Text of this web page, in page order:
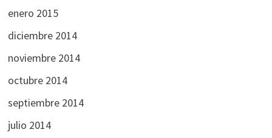
enero 2015
diciembre 2014
noviembre 2014
octubre 2014
septiembre 2014
julio 2014